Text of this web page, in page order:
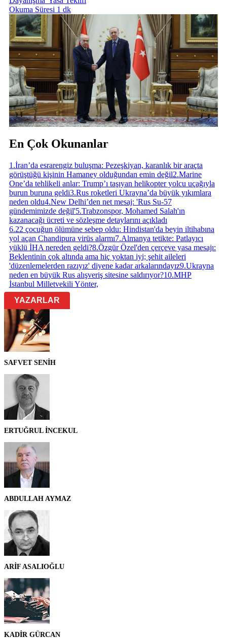
Okuma Süresi 1 dk
En Çok Okunanlar
1 .İran’da esrarengiz buluşma: Pezeşkiyan, karanlık bir araçta
görüştüğü kişinin Hamaney olduğundan emin değil2.Marine
One’da tehlikeli anlar: Trump’ı taşıyan helikopter yolcu uçağıyla
burun buruna geldi3.Rus roketleri Ukrayna’da büyük yıkımlara
neden oldu4.New Delhi’den net mesaj: 'Rus Su-57
gündemimizde değil'5.Trabzonspor, Mohamed Salah'ın
kazanacağı ücreti ve sözleşme detaylarını açıkladı
6.22 çocuğun ölümüne sebep oldu: Hindistan'da beyin iltihabına
yol açan Chandipura virüs alarmı7.Almanya tetikte: Patlayıcı
yüklü İHA nereden geldi?8.Özgür Özel'den çerçeve yasa mesajı:
Beklentinin çok altında ama hiç yoktan iyi; şehit aileleri
'düzenlemelerden razıyız' diyene kadar arkalarındayız9.Ukrayna
neden en büyük Rus alışveriş sitesine saldırıyor?10.MHP
İstanbul Milletvekili Yönter,
YAZARLAR
SAFVET SENİH
ERTUĞRUL İNCEKUL
ABDULLAH AYMAZ
ARİF ASALIOĞLU
KADİR GÜRCAN